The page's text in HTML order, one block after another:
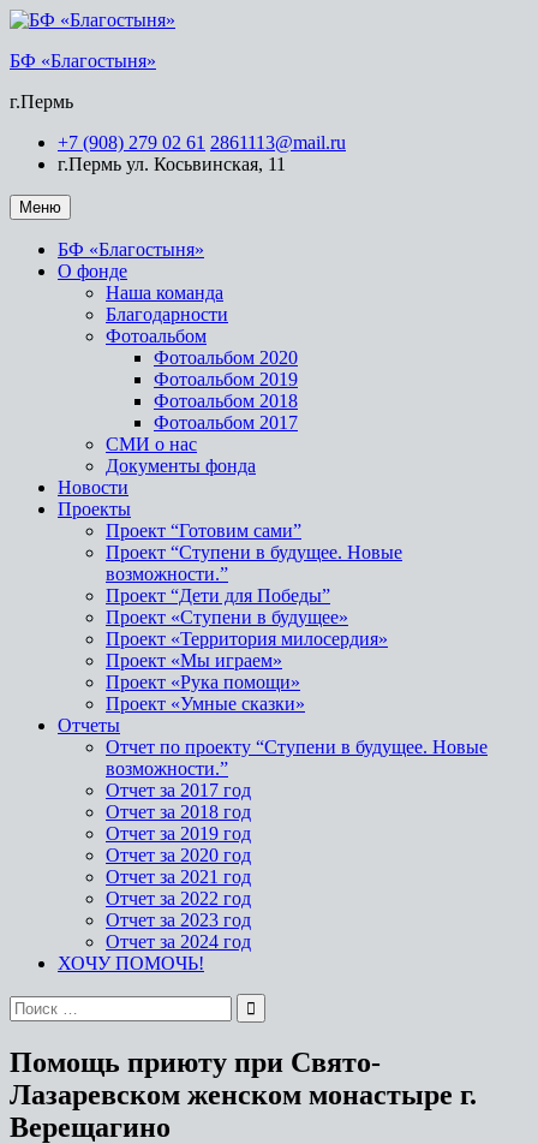
Перейти
содержимому
БФ «Благостыня»
г.Пермь
+7 (908) 279 02 61 2861113@mail.ru
г.Пермь ул. Косьвинская, 11
Меню
БФ «Благостыня»
О фонде
Наша команда
Благодарности
Фотоальбом
Фотоальбом 2020
Фотоальбом 2019
Фотоальбом 2018
Фотоальбом 2017
СМИ о нас
Документы фонда
Новости
Проекты
Проект “Готовим сами”
Проект “Ступени в будущее. Новые
возможности.”
Проект “Дети для Победы”
Проект «Ступени в будущее»
Проект «Территория милосердия»
Проект «Мы играем»
Проект «Рука помощи»
Проект «Умные сказки»
Отчеты
Отчет по проекту “Ступени в будущее. Новые
возможности.”
Отчет за 2017 год
Отчет за 2018 год
Отчет за 2019 год
Отчет за 2020 год
Отчет за 2021 год
Отчет за 2022 год
Отчет за 2023 год
Отчет за 2024 год
ХОЧУ ПОМОЧЬ!
Поиск
по:
Помощь приюту при Свято-
Лазаревском женском монастыре г.
Верещагино